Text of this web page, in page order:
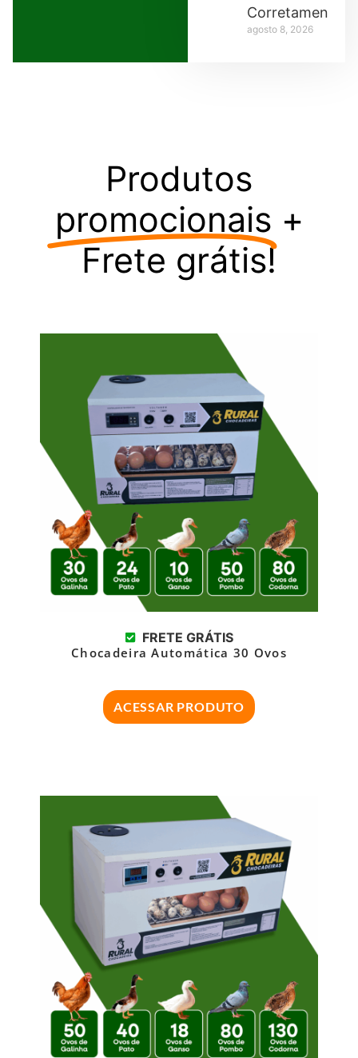
Corretamente
agosto 8, 2026
Produtos
promocionais +
Frete grátis!
FRETE GRÁTIS
Chocadeira Automática 30 Ovos
ACESSAR PRODUTO